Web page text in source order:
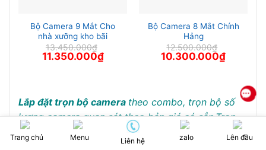
Bộ Camera 9 Mắt Cho
nhà xưỡng kho bãi
13.450.000₫
Giá
gốc
11.350.000₫Giá
hiện
Bộ Camera 8 Mắt Chính
Hảng
12.500.000₫
Giá
gốc
10.300.000₫Giá
Lắp đặt trọn bộ camera theo combo, trọn bộ số
lượng camera quan sát theo bản giá có sẳn,Trọn
bộ camera quan sát có thể phát sinh chi phí phụ
kiện vật tư thay đỗi dòng camera quan sát theo
Trang chủ Menu Liên hệ zalo Lên đầu